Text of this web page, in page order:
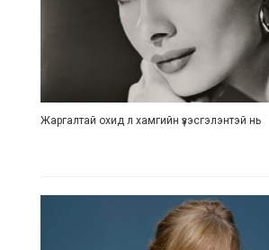
Жаргалтай охид л хамгийн үзэсгэлэнтэй нь